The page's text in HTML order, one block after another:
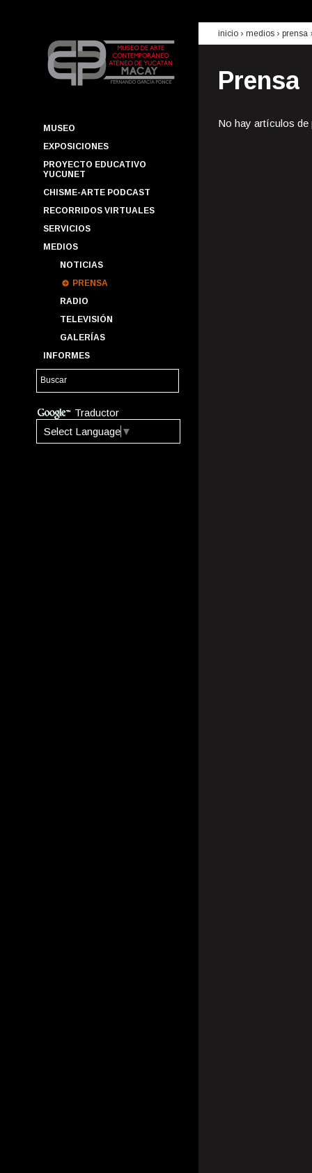
MUSEO
EXPOSICIONES
PROYECTO EDUCATIVO
YUCUNET
CHISME-ARTE PODCAST
RECORRIDOS VIRTUALES
SERVICIOS
MEDIOS
NOTICIAS
PRENSA
RADIO
TELEVISIÓN
GALERÍAS
INFORMES
Traductor
Select Language ▼
inicio › medios › prensa
Prensa
No hay artículos de